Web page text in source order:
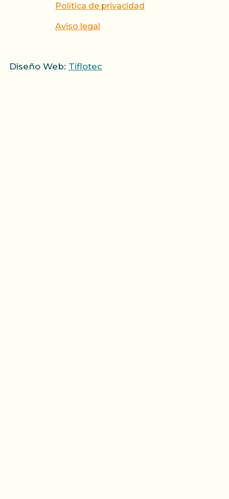
Política de privacidad
Aviso legal
Diseño Web: Tiflotec